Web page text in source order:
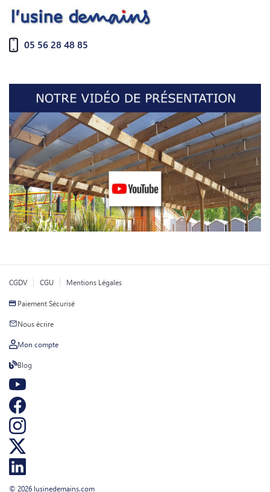
05 56 28 48 85
CGDV CGU Mentions Légales
Paiement Sécurisé
Nous écrire
Mon compte
Blog
© 2026 lusinedemains.com